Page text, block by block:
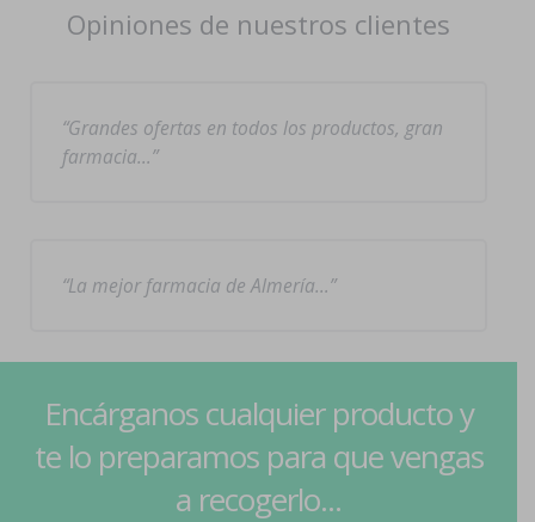
Opiniones de nuestros clientes
Grandes ofertas en todos los productos, gran
farmacia…
La mejor farmacia de Almería…
Encárganos cualquier producto y
te lo preparamos para que vengas
a recogerlo...